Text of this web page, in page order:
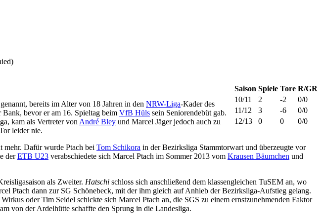
Saison Spiele Tore R/GR
10/11
2 -2
0/0
11/12
3 -6
0/0
12/13
0 0 0/0
genannt, bereits im Alter von 18 Jahren in den NRW-Liga-Kader des
bevor er am 16. Spieltag beim VfB Hüls sein Seniorendebüt gab.
kam als Vertreter von André Bley und Marcel Jäger jedoch auch zu
leider nie.
mehr. Dafür wurde Ptach bei Tom Schikora in der Bezirksliga Stammtorwart und überzeugte vor
derETB U23 verabschiedete sich Marcel Ptach im Sommer 2013 vom Krausen Bäumchen und
als Zweiter. Hatschi schloss sich anschließend dem klassengleichen TuSEM an, wo
Ptach dann zur SG Schönebeck, mit der ihm gleich auf Anhieb der Bezirksliga-Aufstieg gelang.
oder Tim Seidel schickte sich Marcel Ptach an, die SGS zu einem ernstzunehmenden Faktor
von der Ardelhütte schaffte den Sprung in die Landesliga.